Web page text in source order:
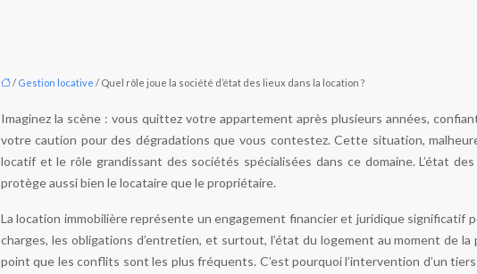
/ Gestion locative / Quel rôle joue la société d’état des lieux dans la location ?
Imaginez la scène : vous quittez votre appartement après plusieurs années,
votre caution pour des dégradations que vous contestez. Cette situation,
locatif et le rôle grandissant des sociétés spécialisées dans ce domaine. L’état
protège aussi bien le locataire que le propriétaire.
La location immobilière représente un engagement financier et juridique significatif
charges, les obligations d’entretien, et surtout, l’état du logement au moment de
point que les conflits sont les plus fréquents. C’est pourquoi l’intervention d’un